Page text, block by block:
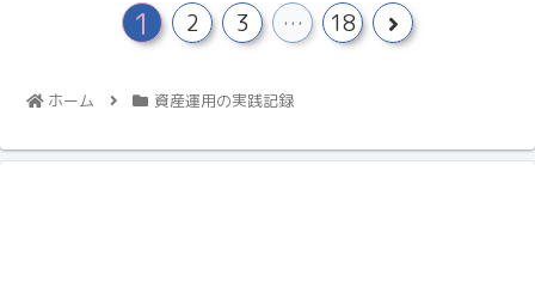
1 2 3 … 18
ホーム 資産運用の実践記録